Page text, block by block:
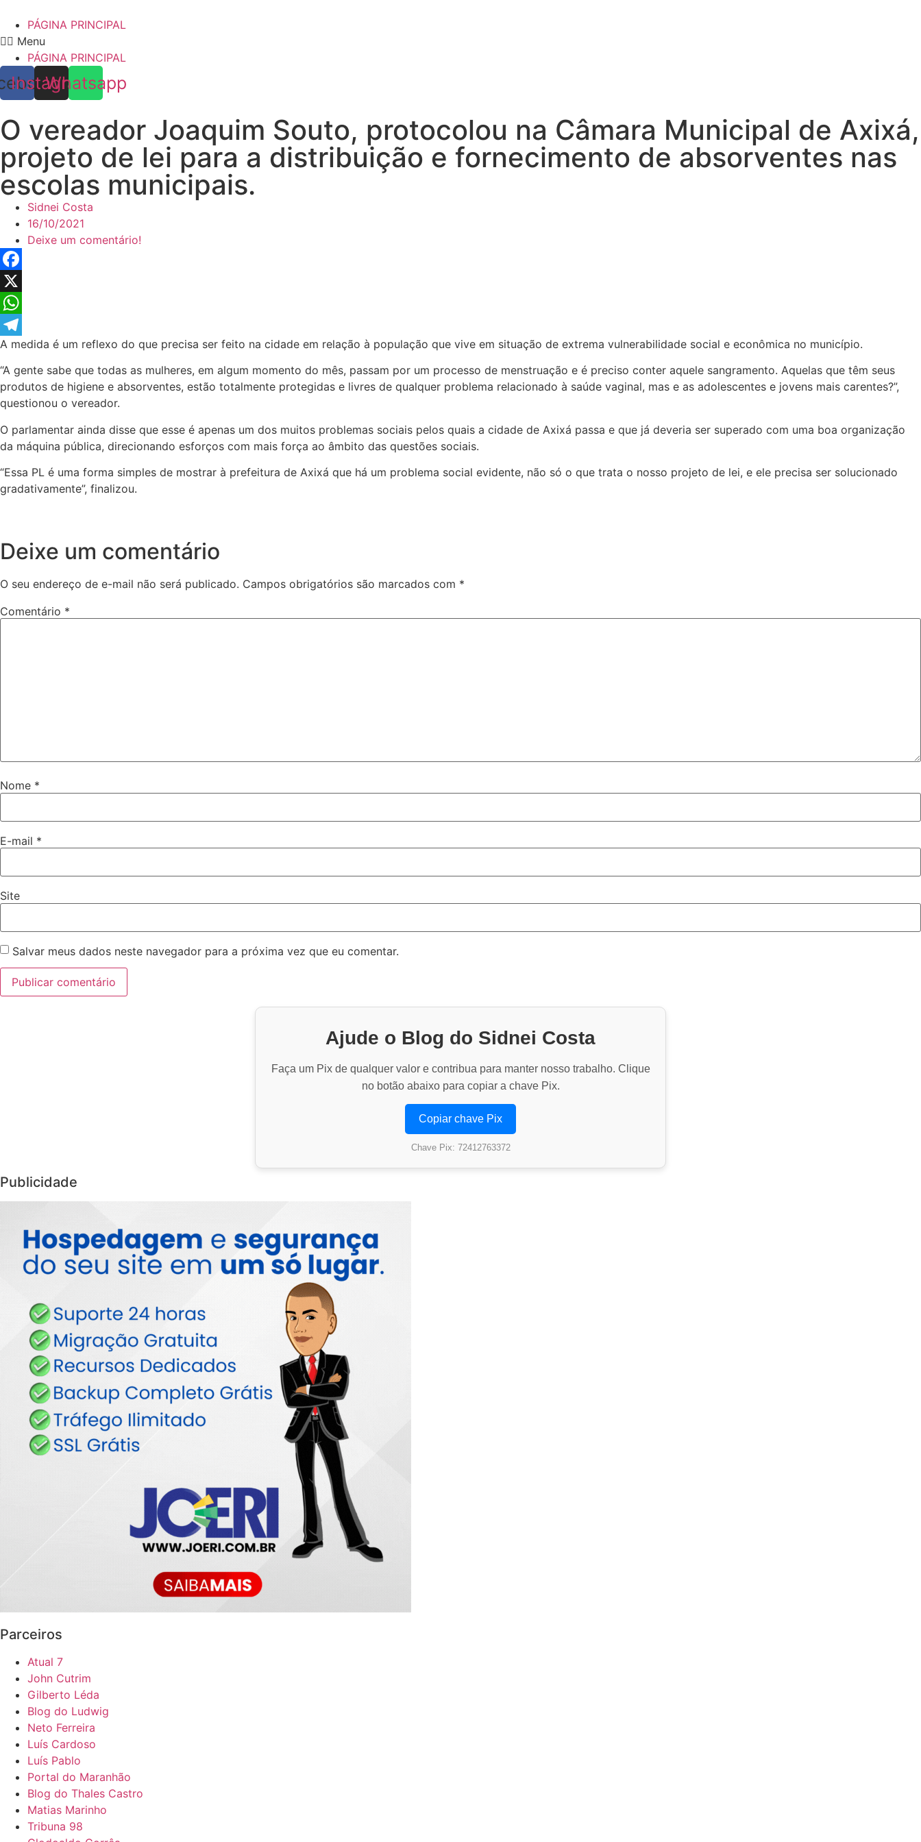
content
PÁGINA PRINCIPAL
Menu
PÁGINA PRINCIPAL
Instagram
Whatsapp
O vereador Joaquim Souto, protocolou na Câmara Municipal de Axixá,
projeto de lei para a distribuição e fornecimento de absorventes nas
escolas municipais.
Sidnei Costa
16/10/2021
Deixe um comentário!
Facebook
X
WhatsApp
Telegram
A medida é um reflexo do que precisa ser feito na cidade em relação à população que vive em situação de extrema vulnerabilidade social e econômica no município.
“A gente sabe que todas as mulheres, em algum momento do mês, passam por um processo de menstruação e é preciso conter aquele sangramento. Aquelas que têm seus
produtos de higiene e absorventes, estão totalmente protegidas e livres de qualquer problema relacionado à saúde vaginal, mas e as adolescentes e jovens mais carentes?”,
questionou o vereador.
O parlamentar ainda disse que esse é apenas um dos muitos problemas sociais pelos quais a cidade de Axixá passa e que já deveria ser superado com uma boa organização
da máquina pública, direcionando esforços com mais força ao âmbito das questões sociais.
“Essa PL é uma forma simples de mostrar à prefeitura de Axixá que há um problema social evidente, não só o que trata o nosso projeto de lei, e ele precisa ser solucionado
gradativamente”, finalizou.
Deixe um comentário
O seu endereço de e-mail não será publicado. Campos obrigatórios são marcados com *
Comentário *
Nome *
E-mail *
Site
Salvar meus dados neste navegador para a próxima vez que eu comentar.
Ajude o Blog do Sidnei Costa
Faça um Pix de qualquer valor e contribua para manter nosso trabalho. Clique
no botão abaixo para copiar a chave Pix.
Copiar chave Pix
Chave Pix: 72412763372
Publicidade
Parceiros
Atual 7
John Cutrim
Gilberto Léda
Blog do Ludwig
Neto Ferreira
Luís Cardoso
Luís Pablo
Portal do Maranhão
Blog do Thales Castro
Matias Marinho
Tribuna 98